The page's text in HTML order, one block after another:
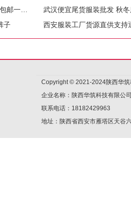
西安高端欧美男装秋冬新款包邮一件代发
子
西安服装工厂货源直供支持
Copyright © 2021-2024陕西华
企业名称：陕西华筑科技有限公
联系电话：18182429963
地址：陕西省西安市雁塔区天谷